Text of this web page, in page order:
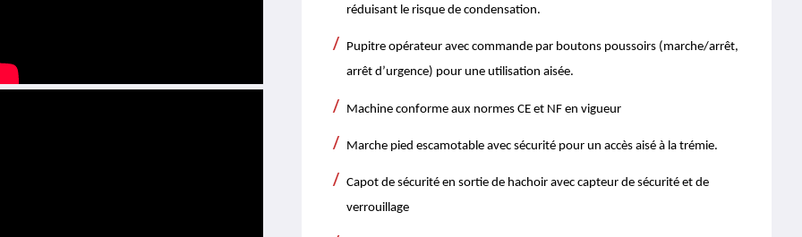
réduisant le risque de condensation.
Pupitre opérateur avec commande par boutons poussoirs (marche/arrêt,
arrêt d’urgence) pour une utilisation aisée.
Machine conforme aux normes CE et NF en vigueur
Marche pied escamotable avec sécurité pour un accès aisé à la trémie.
Capot de sécurité en sortie de hachoir avec capteur de sécurité et de
verrouillage